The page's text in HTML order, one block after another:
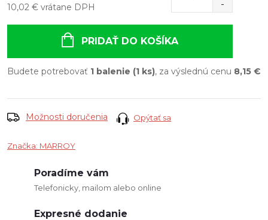
10,02 € vrátane DPH
PRIDAŤ DO KOŠÍKA
Budete potrebovať 1 balenie (1 ks), za výslednú cenu 8,15 €
Možnosti doručenia Opýtať sa
Značka: MARROY
Poradíme vám
Telefonicky, mailom alebo online
Expresné dodanie